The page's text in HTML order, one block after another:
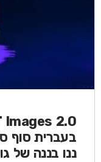
בעברית סוף
ננו בננה של